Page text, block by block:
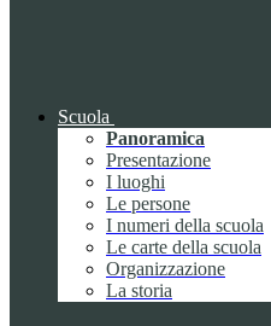
Scuola
Panoramica
Presentazione
I luoghi
Le persone
I numeri della scuola
Le carte della scuola
Organizzazione
La storia